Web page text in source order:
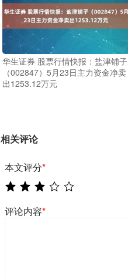
华生证券 股票行情快报：盐津铺子
（002847）5月23日主力资金净卖
出1253.12万元
相关评论
本文评分*
评论内容*